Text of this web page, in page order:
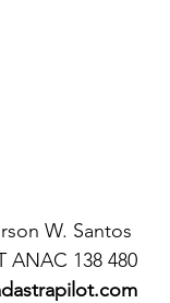
W. Santos
ANAC 138 480